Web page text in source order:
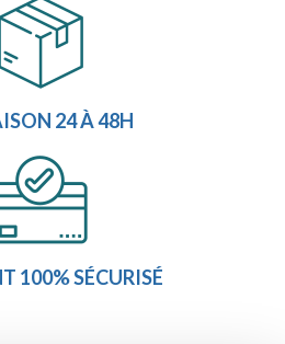
24 À 48H
100% SÉCURISÉ